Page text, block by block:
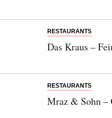
RESTAURANTS
Das Kraus –
RESTAURANTS
Mraz & Sohn –